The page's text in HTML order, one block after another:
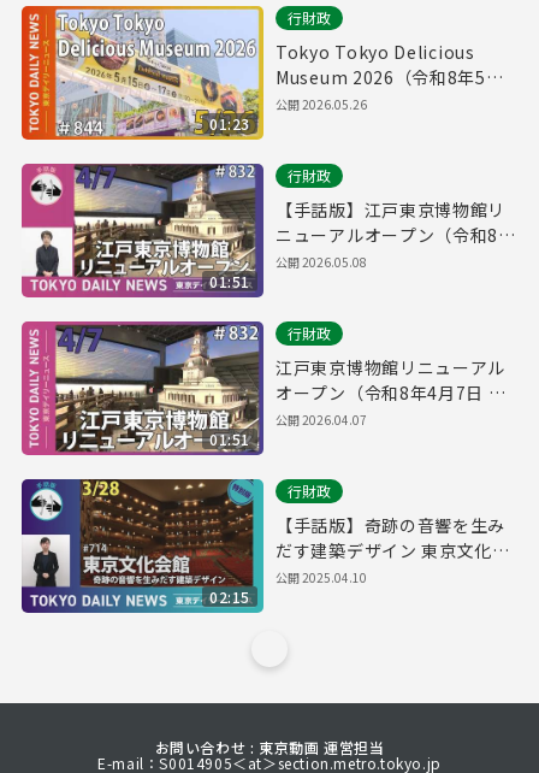
01:23
行財政
Tokyo Tokyo Delicious
Museum 2026（令和8年5月
26日 東京デイリーニュース
公開2026.05.26
01:51
行財政
【手話版】江戸東京博物館リ
ニューアルオープン（令和8年
4月7日 東京デイリーニュース
公開2026.05.08
01:51
行財政
江戸東京博物館リニューアル
オープン（令和8年4月7日 東
京デイリーニュース No.832）
公開2026.04.07
02:15
行財政
【手話版】奇跡の音響を生み
だす建築デザイン 東京文化会
館（令和7年3月28日 東京デイ
公開2025.04.10
お問い合わせ : 東京動画 運営担当
E-mail：S0014905＜at＞section.metro.tokyo.jp